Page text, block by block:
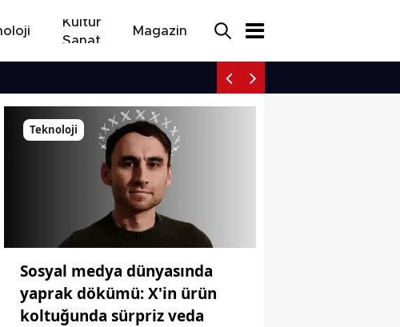
Kültür
Sanat
Magazin
Teknoloji
Sosyal medya dünyasında
yaprak dökümü: X'in ürün
koltuğunda sürpriz veda